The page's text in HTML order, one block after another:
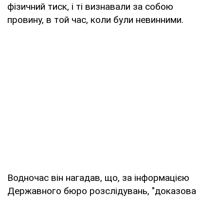
фізичний тиск, і ті визнавали за собою
провину, в той час, коли були невинними.
Водночас він нагадав, що, за інформацією
Державного бюро розслідувань, "доказова